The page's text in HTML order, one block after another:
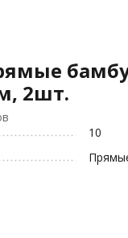
2шт.
10